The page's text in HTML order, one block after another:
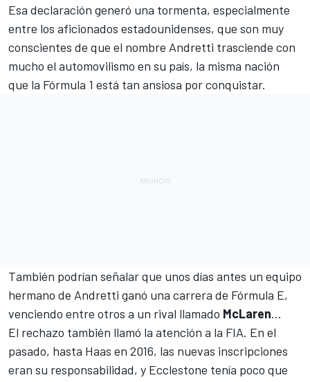
Esa declaración generó una tormenta, especialmente
entre los aficionados estadounidenses, que son muy
conscientes de que el nombre Andretti trasciende con
mucho el automovilismo en su país, la misma nación
que la Fórmula 1 está tan ansiosa por conquistar.
También podrían señalar que unos días antes un equipo
hermano de Andretti ganó una carrera de Fórmula E,
venciendo entre otros a un rival llamado McLaren...
El rechazo también llamó la atención a la FIA. En el
pasado, hasta Haas en 2016, las nuevas inscripciones
eran su responsabilidad, y Ecclestone tenía poco que